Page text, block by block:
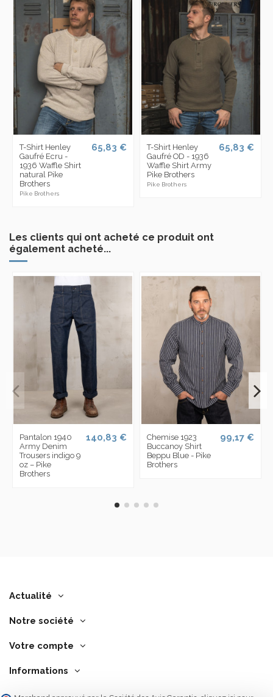
T-Shirt Henley
Gaufré Ecru -
1936 Waffle Shirt
natural Pike
Brothers
Pike Brothers
65,83 €
T-Shirt Henley
Gaufré OD - 1936
Waffle Shirt Army
Pike Brothers
Pike Brothers
65,83 €
Les clients qui ont acheté ce produit ont
également acheté...
Pantalon 1940
Army Denim
Trousers indigo 9
oz – Pike
Brothers
140,83 €
Chemise 1923
Buccanoy Shirt
Beppu Blue - Pike
Brothers
99,17 €
Actualité
Notre société
Votre compte
Informations